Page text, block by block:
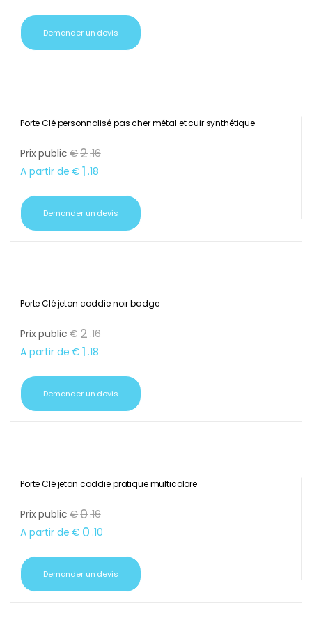
Demander un devis
Porte Clé personnalisé pas cher métal et cuir synthétique
Prix public €2.16
A partir de € 1 .18
Demander un devis
Porte Clé jeton caddie noir badge
Prix public €2.16
A partir de € 1 .18
Demander un devis
Porte Clé jeton caddie pratique multicolore
Prix public €0.16
A partir de € 0 .10
Demander un devis